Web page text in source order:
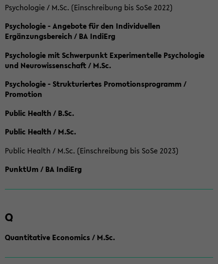
Psychologie / M.Sc. (Einschreibung bis SoSe 2022)
Psychologie - Angebote für den Individuellen
Ergänzungsbereich / BA IndiErg
Psychologie mit Schwerpunkt Experimentelle Psychologie
und Neurowissenschaft / M.Sc.
Psychologie - Strukturiertes Promotionsprogramm /
Promotion
Public Health / B.Sc.
Public Health / M.Sc.
Public Health / M.Sc. (Einschreibung bis SoSe 2023)
PunktUm / BA IndiErg
Q
Quantitative Economics / M.Sc.